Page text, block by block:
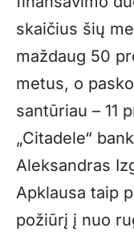
skaičius šių
maždaug 50
metus, o
santūriau – 11
„Citadele“
Aleksandras
Apklausa taip
požiūrį į nuo